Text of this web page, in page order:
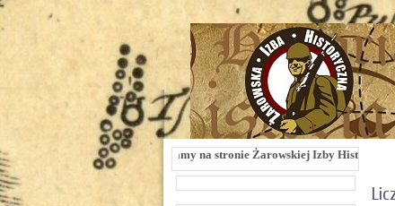
Witamy na stronie Żarowskiej Izby Historycznej !!! Żarowska Izba